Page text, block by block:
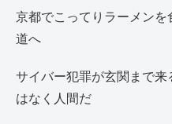
京都でこってりラーメン
道へ
サイバー犯罪が玄関まで
はなく人間だ